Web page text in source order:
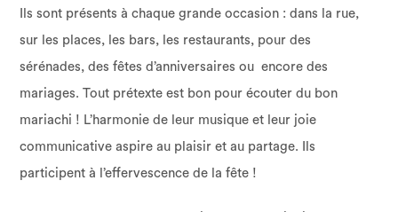
Ils sont présents à chaque grande occasion : dans la rue,
sur les places, les bars, les restaurants, pour des
sérénades, des fêtes d’anniversaires ou encore des
mariages. Tout prétexte est bon pour écouter du bon
mariachi ! L’harmonie de leur musique et leur joie
communicative aspire au plaisir et au partage. Ils
participent à l’effervescence de la fête !